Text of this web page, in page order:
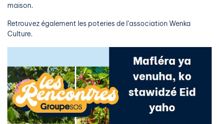
maison.
Retrouvez également les poteries de l’association Wenka
Culture.